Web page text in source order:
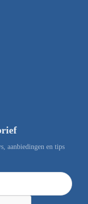
aanbiedingen en tips